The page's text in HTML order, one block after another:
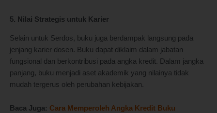
5. Nilai Strategis untuk Karier
Selain untuk Serdos, buku juga berdampak langsung pada
jenjang karier dosen. Buku dapat diklaim dalam jabatan
fungsional dan berkontribusi pada angka kredit. Dalam jangka
panjang, buku menjadi aset akademik yang nilainya tidak
mudah tergerus oleh perubahan kebijakan.
Baca Juga: Cara Memperoleh Angka Kredit Buku